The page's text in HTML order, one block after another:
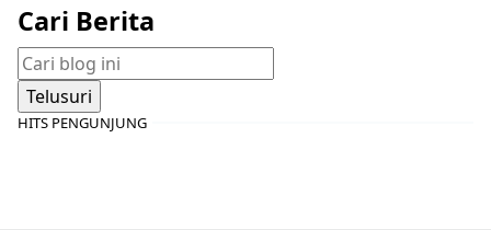
Cari Berita
HITS PENGUNJUNG